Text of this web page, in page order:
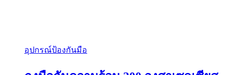
อุปกรณ์ป้องกันมือ